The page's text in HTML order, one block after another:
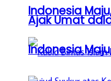
Indonesia
Ajak Umat
Indonesia